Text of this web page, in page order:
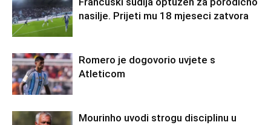
nasilje. Prijeti mu 18 mjeseci zatvora
Romero je dogovorio uvjete s
Atleticom
Mourinho uvodi strogu disciplinu u